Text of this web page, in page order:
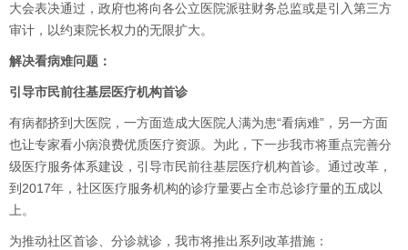
大会表决通过，政府也将向各公立医院派驻财务总监或是引入第三方
审计，以约束院长权力的无限扩大。
解决看病难问题：
引导市民前往基层医疗机构首诊
有病都挤到大医院，一方面造成大医院人满为患“看病难”，另一方面
也让专家看小病浪费优质医疗资源。为此，下一步我市将重点完善分
级医疗服务体系建设，引导市民前往基层医疗机构首诊。通过改革，
到2017年，社区医疗服务机构的诊疗量要占全市总诊疗量的五成以
上。
为推动社区首诊、分诊就诊，我市将推出系列改革措施：